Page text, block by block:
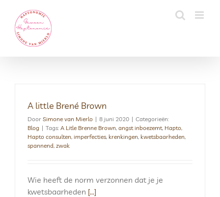
content
A little Brené Brown
Door Simone van Mierlo | 8 juni 2020 | Categorieën:
Blog | Tags: A Litle Brenne Brown, angst inboezemt, Hapto,
Hapto consulten, imperfecties, krenkingen, kwetsbaarheden,
spannend, zwak
Wie heeft de norm verzonnen dat je je
kwetsbaarheden [...]